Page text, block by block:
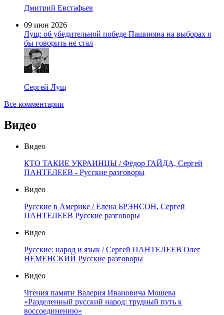
Дмитрий Евстафьев
09 июн 2026
Лущ: об убедительной победе Пашиняна на выборах я
бы говорить не стал
Сергей Лущ
Все комментарии
Видео
Видео
КТО ТАКИЕ УКРАИНЦЫ / Фёдор ГАЙДА, Сергей
ПАНТЕЛЕЕВ - Русские разговоры
Видео
Русские в Америке / Елена БРЭНСОН, Сергей
ПАНТЕЛЕЕВ Русские разговоры
Видео
Русские: народ и язык / Сергей ПАНТЕЛЕЕВ Олег
НЕМЕНСКИЙ Русские разговоры
Видео
Чтения памяти Валерия Ивановича Мошева
«Разделенный русский народ: трудный путь к
воссоединению»